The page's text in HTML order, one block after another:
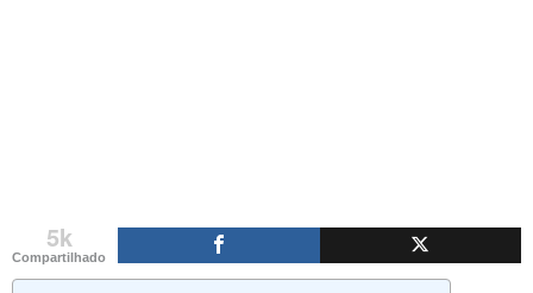
5k
Compartilhado